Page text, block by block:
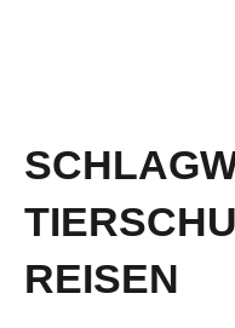
REISEN